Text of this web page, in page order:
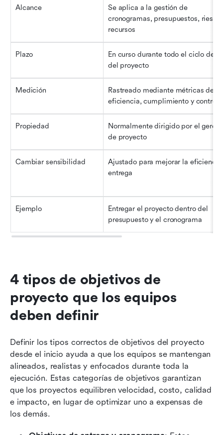
Alcance
Se aplica a la gestión de
cronogramas, presupuestos,
recursos
Plazo
En curso durante todo el ciclo de
del proyecto
Medición
Rastreado mediante métricas de
eficiencia, cumplimiento y control
Propiedad
Normalmente dirigido por el
de proyecto
Cambiar sensibilidad
Ajustado para mejorar la
entrega
Ejemplo
Entregar el proyecto dentro del
presupuesto y el cronograma
4 tipos de objetivos de
proyecto que los equipos
deben definir
Definir los tipos correctos de objetivos del proyecto
desde el inicio ayuda a que los equipos se mantengan
alineados, realistas y enfocados durante toda la
ejecución. Estas categorías de objetivos garantizan
que los proyectos equilibren velocidad, costo, calidad
e impacto, en lugar de optimizar uno a expensas de
los demás.